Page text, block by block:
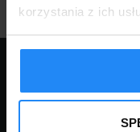
korzystania z ich